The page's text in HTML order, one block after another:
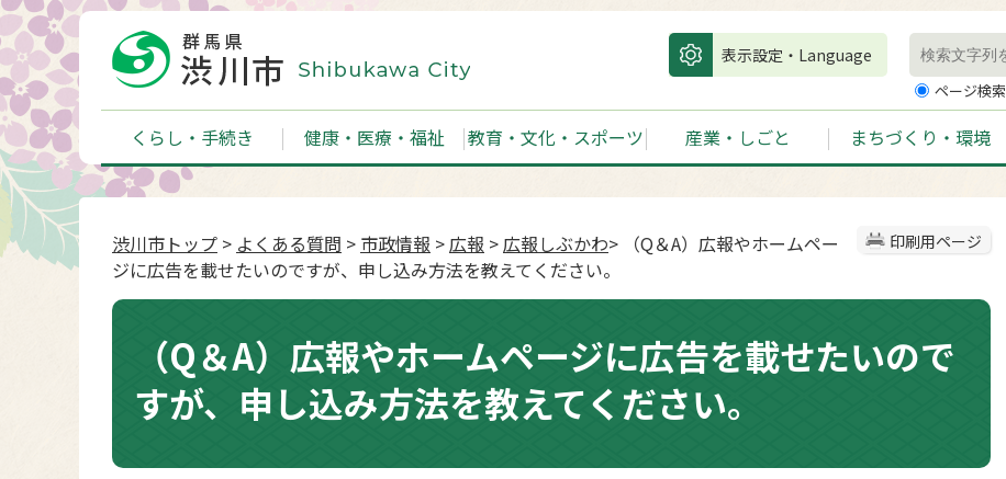
表示設定・Language
ページ検索
くらし・手続き 健康・医療・福祉 教育・文化・スポーツ 産業・しごと まちづくり・環境
印刷用ページ
渋川市トップ > よくある質問 > 市政情報 >広報 >広報しぶかわ> （Q＆A）広報やホームペー
ジに広告を載せたいのですが、申し込み方法を教えてください。
（Q＆A）広報やホームページに広告を載せたいので
すが、申し込み方法を教えてください。